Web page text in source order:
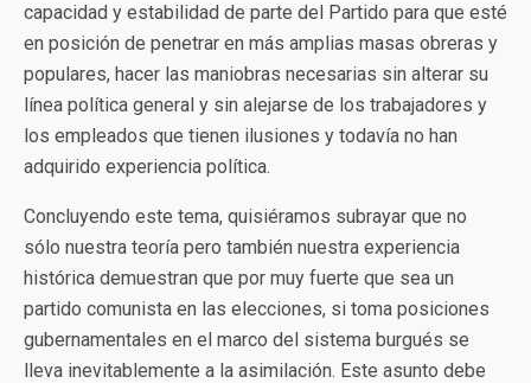
capacidad y estabilidad de parte del Partido para que esté
en posición de penetrar en más amplias masas obreras y
populares, hacer las maniobras necesarias sin alterar su
línea política general y sin alejarse de los trabajadores y
los empleados que tienen ilusiones y todavía no han
adquirido experiencia política.
Concluyendo este tema, quisiéramos subrayar que no
sólo nuestra teoría pero también nuestra experiencia
histórica demuestran que por muy fuerte que sea un
partido comunista en las elecciones, si toma posiciones
gubernamentales en el marco del sistema burgués se
lleva inevitablemente a la asimilación. Este asunto debe